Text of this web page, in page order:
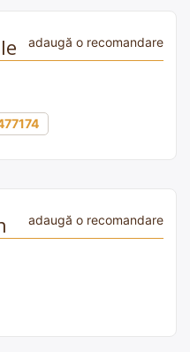
adaugă o recomandare
adaugă o recomandare